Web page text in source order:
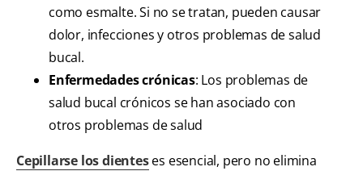
como esmalte. Si no se tratan, pueden causar
dolor, infecciones y otros problemas de salud
bucal.
Enfermedades crónicas: Los problemas de
salud bucal crónicos se han asociado con
otros problemas de salud
Cepillarse los dienteses esencial, pero no elimina